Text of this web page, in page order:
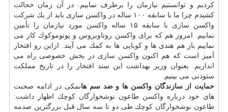
كردیم و توانستیم نیازمان را برطرف نماییم. در آن زمان خجالت
كشیدم چرا ما با سابقه ۱۰۰ ساله در واكسن سازی باید از یك شركت
واكسن سازی با سابقه ۱۵ ساله واكسن مورد نیازمان را تأمین
نماییم. امروز هم كه برای واكسن روتاویروس و پونوموكوك كار می
نماییم باز هم هندی ها و كوبایی ها به كمك می آیند. ازاین رو افتخار
آمیز است كه هم اكنون واكسن سازی در بخش خصوصی راه می
اندازیم. بعنوان وزیر بهداشت این سند افتخار را در تاریخ مملكت
ستودنی می بینیم.
حمایت از سازندگان واكسن ها و ضد سم هانمكی در ادامه صحبت
های خود درباره واكسن طاعون نوشخوارگان كوچك اظهار داشت:
طاعون نوشخوارگان كوچك طی دو تا سه سال قبل بزرگترین صدمه